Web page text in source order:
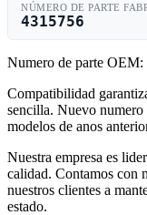
NÚMERO DE PARTE
4315756
Numero de parte OEM:
Compatibilidad
sencilla. Nuevo numero
modelos de anos
Nuestra empresa es
calidad. Contamos con
nuestros clientes a
estado.